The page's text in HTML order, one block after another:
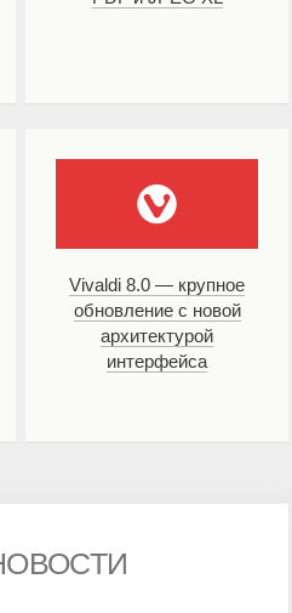
Vivaldi 8.0 — крупное
обновление с новой
архитектурой
интерфейса